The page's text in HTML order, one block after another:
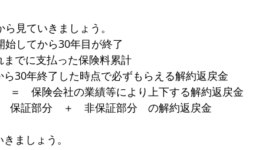
見ていきましょう。
してから30年目が終了
でに支払った保険料累計
30年終了した時点で必ずもらえる解約返戻金
＝　保険会社の業績等により上下する解約返戻金
保証部分　＋　非保証部分　の解約返戻金
ましょう。